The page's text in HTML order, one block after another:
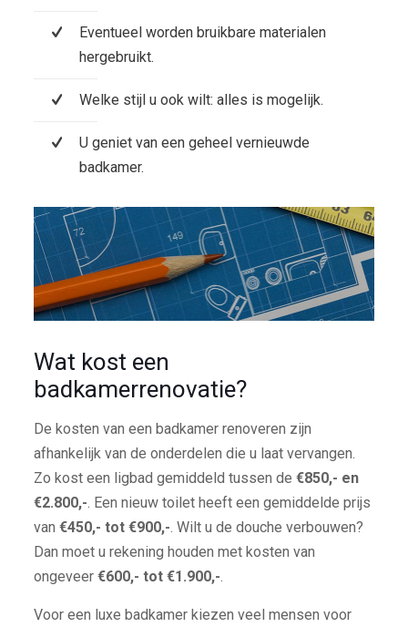
Eventueel worden bruikbare materialen
hergebruikt.
Welke stijl u ook wilt: alles is mogelijk.
U geniet van een geheel vernieuwde
badkamer.
Wat kost een
badkamerrenovatie?
De kosten van een badkamer renoveren zijn
afhankelijk van de onderdelen die u laat vervangen.
Zo kost een ligbad gemiddeld tussen de €850,- en
€2.800,-. Een nieuw toilet heeft een gemiddelde prijs
van €450,- tot €900,-. Wilt u de douche verbouwen?
Dan moet u rekening houden met kosten van
ongeveer €600,- tot €1.900,-.
Voor een luxe badkamer kiezen veel mensen voor